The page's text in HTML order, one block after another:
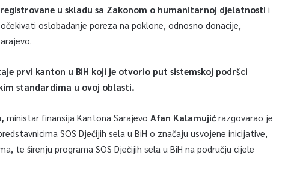
u skladu sa Zakonom o humanitarnoj djelatnosti i
oslobađanje poreza na poklone, odnosno donacije,
prvi kanton u BiH koji je otvorio put sistemskoj podršci
standardima u ovoj oblasti.
ministar finansija Kantona Sarajevo Afan Kalamujićrazgovarao je
SOS Dječijih sela u BiH o značaju usvojene inicijative,
te širenju programa SOS Dječijih sela u BiH na području cijele